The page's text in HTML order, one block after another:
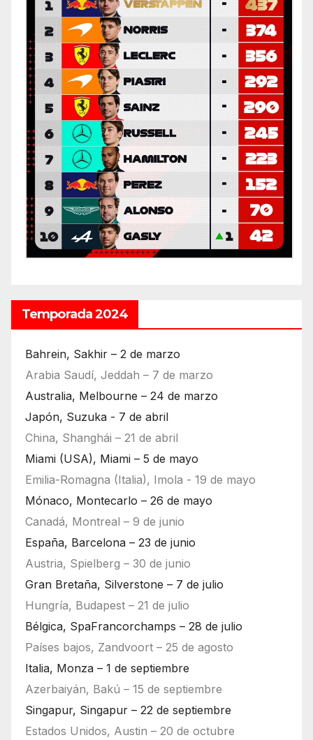
Temporada 2024
Bahrein, Sakhir – 2 de marzo
Arabia Saudí, Jeddah – 7 de marzo
Australia, Melbourne – 24 de marzo
Japón, Suzuka - 7 de abril
China, Shanghái – 21 de abril
Miami (USA), Miami – 5 de mayo
Emilia-Romagna (Italia), Imola - 19 de mayo
Mónaco, Montecarlo – 26 de mayo
Canadá, Montreal – 9 de junio
España, Barcelona – 23 de junio
Austria, Spielberg – 30 de junio
Gran Bretaña, Silverstone – 7 de julio
Hungría, Budapest – 21 de julio
Bélgica, SpaFrancorchamps – 28 de julio
Países bajos, Zandvoort – 25 de agosto
Italia, Monza – 1 de septiembre
Azerbaiyán, Bakú – 15 de septiembre
Singapur, Singapur – 22 de septiembre
Estados Unidos, Austin – 20 de octubre